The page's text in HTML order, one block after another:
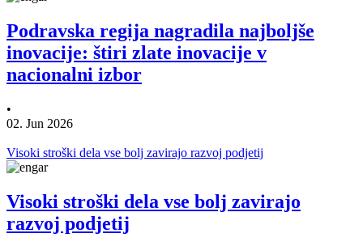
Podravska regija nagradila najboljše
inovacije: štiri zlate inovacije v
nacionalni izbor
•
02. Jun 2026
Visoki stroški dela vse bolj zavirajo razvoj podjetij
Visoki stroški dela vse bolj zavirajo
razvoj podjetij